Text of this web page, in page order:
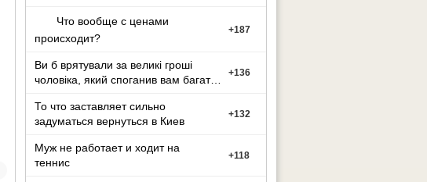
Что вообще с ценами
происходит?
+187
Ви б врятували за великі гроші
чоловіка, який споганив вам багато
+136
То что заставляет сильно
задуматься вернуться в Киев
+132
Муж не работает и ходит на
теннис
+118